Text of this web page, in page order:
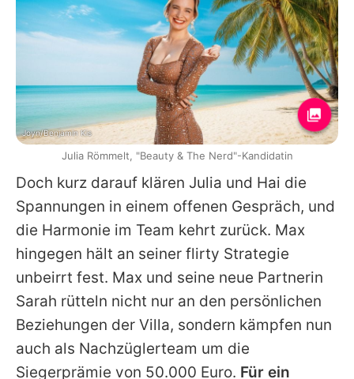
Doch kurz darauf klären Julia und Hai die
Spannungen in einem offenen Gespräch, und
die Harmonie im Team kehrt zurück. Max
hingegen hält an seiner flirty Strategie
unbeirrt fest. Max und seine neue Partnerin
Sarah rütteln nicht nur an den persönlichen
Beziehungen der Villa, sondern kämpfen nun
auch als Nachzüglerteam um die
Siegerprämie von 50.000 Euro. Für ein
Joyn/Benjamin Kis
Julia Römmelt, "Beauty & The Nerd"-Kandidatin